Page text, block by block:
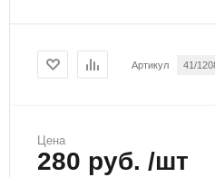
Артикул 41/
Цена
280 руб. /шт